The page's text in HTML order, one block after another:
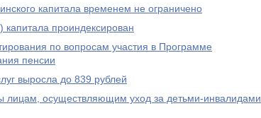
капитала временем не ограничено
капитала проиндексирован
по вопросам участия в Программе
пенсии
выросла до 839 рублей
лицам, осуществляющим уход за детьми-инвалидами